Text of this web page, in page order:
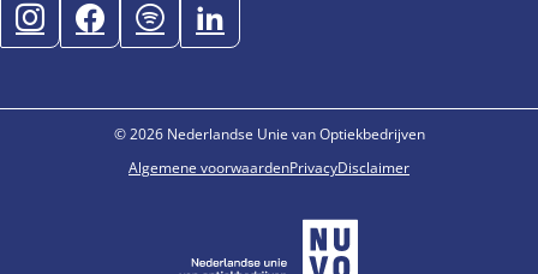
© 2026 Nederlandse Unie van Optiekbedrijven
Algemene voorwaardenPrivacyDisclaimer